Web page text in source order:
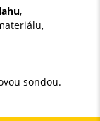
,
sondou.